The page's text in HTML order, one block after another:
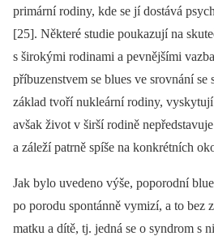
primární rodiny, kde se jí dostává
[25]. Některé studie poukazují na
s širokými rodinami a pevnějšími
příbuzenstvem se blues ve srovnání se
základ tvoří nukleární rodiny,
avšak život v širší rodině
a záleží patrně spíše na konkrétních
Jak bylo uvedeno výše, poporodní
po porodu spontánně vymizí, a to bez
matku a dítě, tj. jedná se o syndrom s